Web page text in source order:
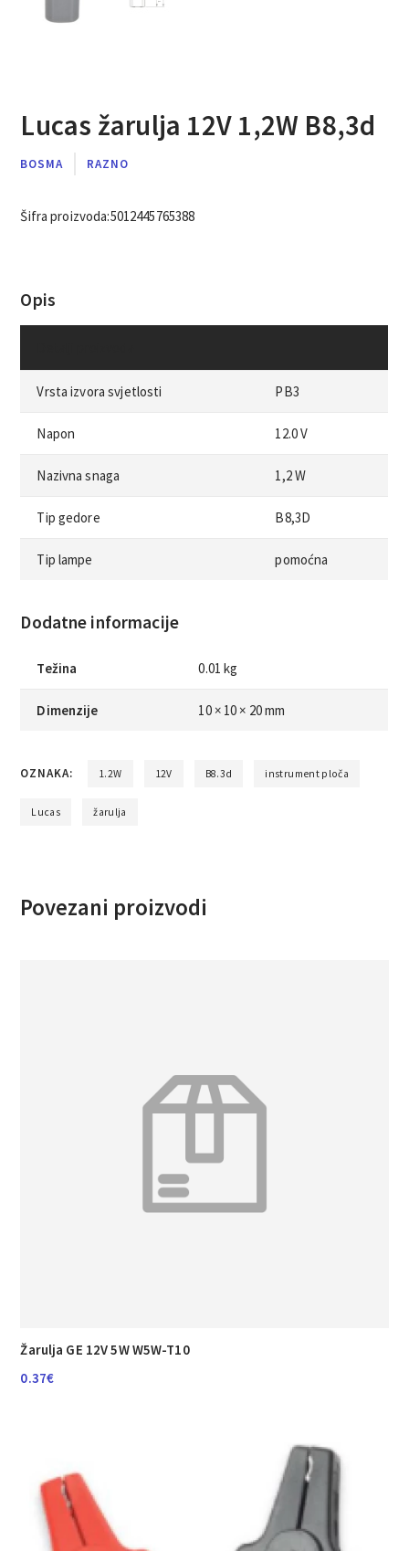
Lucas žarulja 12V 1,2W B8,3d
BOSMA RAZNO
Šifra proizvoda:5012445765388
Opis
Vrsta izvora svjetlosti PB3
Napon 12.0 V
Nazivna snaga 1,2 W
Tip gedore B8,3D
Tip lampe pomoćna
Dodatne informacije
Težina 0.01 kg
Dimenzije 10 × 10 × 20 mm
OZNAKA: 1.2W 12V B8.3d instrument ploča
Lucas žarulja
Povezani proizvodi
Žarulja GE 12V 5W W5W-T10
0.37€